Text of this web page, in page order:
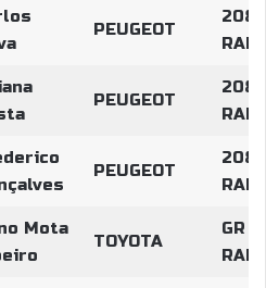
PEUGEOT
208
PEUGEOT
208
PEUGEOT
208
Mota
TOYOTA
GR